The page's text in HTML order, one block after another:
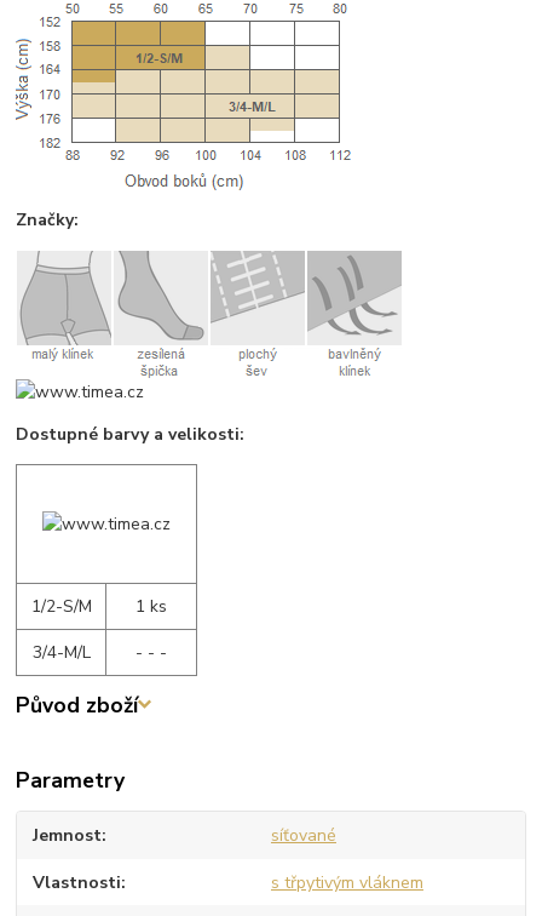
Značky:
Dostupné barvy a velikosti:
1/2-S/M
1 ks
3/4-M/L
- - -
Původ zboží
Parametry
Jemnost síťované
Vlastnosti s třpytivým vláknem